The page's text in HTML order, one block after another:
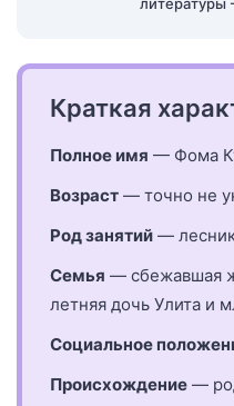
Краткая
Полное имя — Фома
Возраст — точно не
Род занятий —
Семья — сбежавшая
летняя дочь Улита и
Социальное
Происхождение —